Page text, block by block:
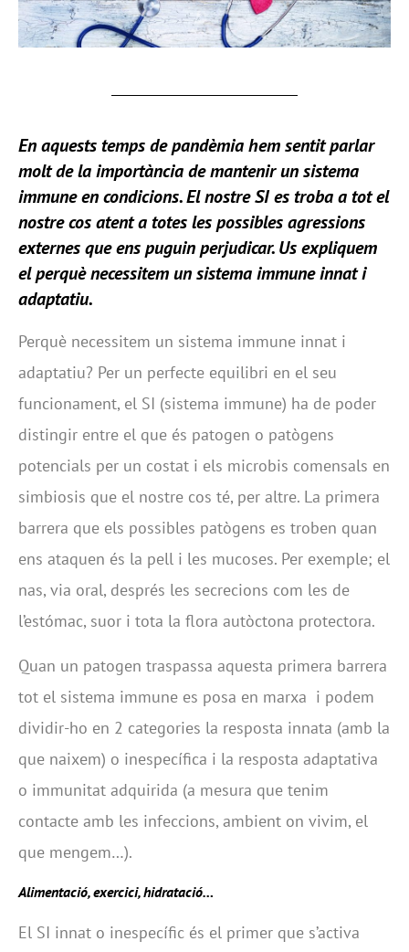
En aquests temps de pandèmia hem sentit parlar
molt de la importància de mantenir un sistema
immune en condicions. El nostre SI es troba a tot el
nostre cos atent a totes les possibles agressions
externes que ens puguin perjudicar. Us expliquem
el perquè necessitem un sistema immune innat i
adaptatiu.
Perquè necessitem un sistema immune innat i
adaptatiu? Per un perfecte equilibri en el seu
funcionament, el SI (sistema immune) ha de poder
distingir entre el que és patogen o patògens
potencials per un costat i els microbis comensals en
simbiosis que el nostre cos té, per altre. La primera
barrera que els possibles patògens es troben quan
ens ataquen és la pell i les mucoses. Per exemple; el
nas, via oral, després les secrecions com les de
l’estómac, suor i tota la flora autòctona protectora.
Quan un patogen traspassa aquesta primera barrera
tot el sistema immune es posa en marxa i podem
dividir-ho en 2 categories la resposta innata (amb la
que naixem) o inespecífica i la resposta adaptativa
o immunitat adquirida (a mesura que tenim
contacte amb les infeccions, ambient on vivim, el
que mengem…).
Alimentació, exercici, hidratació…
El SI innat o inespecífic és el primer que s’activa